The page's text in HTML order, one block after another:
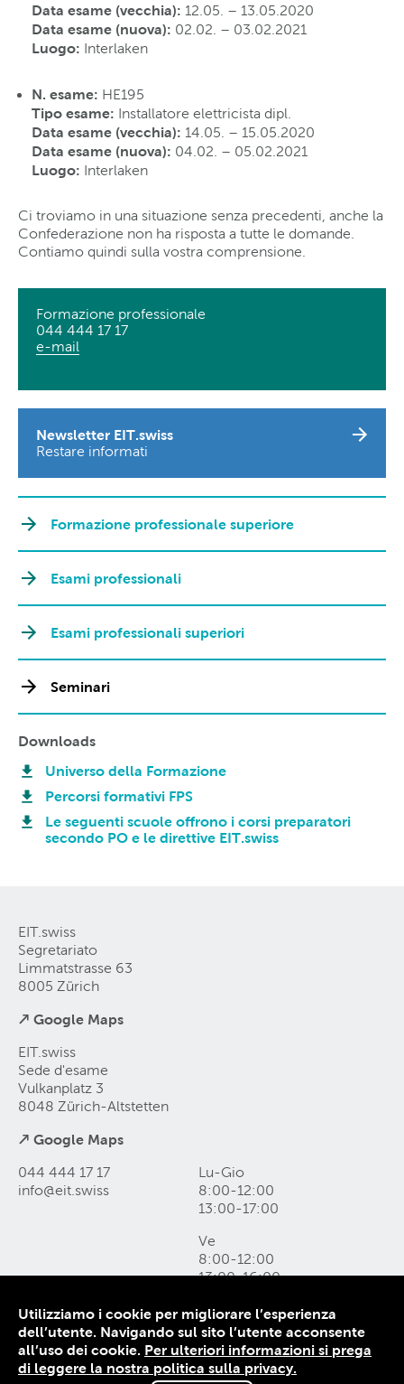
Data esame (vecchia): 12.05. – 13.05.2020
Data esame (nuova): 02.02. – 03.02.2021
Luogo: Interlaken
N. esame: HE195
Tipo esame: Installatore elettricista dipl.
Data esame (vecchia): 14.05. – 15.05.2020
Data esame (nuova): 04.02. – 05.02.2021
Luogo: Interlaken
Ci troviamo in una situazione senza precedenti, anche la
Confederazione non ha risposta a tutte le domande.
Contiamo quindi sulla vostra comprensione.
Formazione professionale
044 444 17 17
e-mail
Newsletter EIT.swiss
Restare informati
Formazione professionale superiore
Esami professionali
Esami professionali superiori
Seminari
Downloads
Universo della Formazione
Percorsi formativi FPS
Le seguenti scuole offrono i corsi preparatori
secondo PO e le direttive EIT.swiss
EIT.swiss
Segretariato
Limmatstrasse 63
8005 Zürich
↗ Google Maps
EIT.swiss
Sede d'esame
Vulkanplatz 3
8048 Zürich-Altstetten
↗ Google Maps
044 444 17 17
info@eit swiss
Lu-Gio
8:00-12:00
13:00-17:00
Ve
8:00-12:00
13:00-16:00
Come raggiungerci e form di contatto
Protezione dei dati
Colophon
CG
Utilizziamo i cookie per migliorare l’esperienza
dell’utente. Navigando sul sito l’utente acconsente
all’uso dei cookie. Per ulteriori informazioni si prega
di leggere la nostra politica sulla privacy.